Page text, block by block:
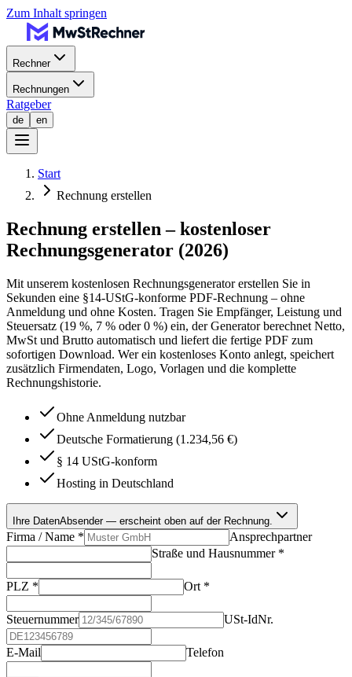
Zum Inhalt springen
Rechner
Rechnungen
Ratgeber
de en
Start
Rechnung erstellen
Rechnung erstellen – kostenloser
Rechnungsgenerator (2026)
Mit unserem kostenlosen Rechnungsgenerator erstellen Sie in
Sekunden eine §14-UStG-konforme PDF-Rechnung – ohne
Anmeldung und ohne Kosten. Tragen Sie Empfänger, Leistung und
Steuersatz (19 %, 7 % oder 0 %) ein, der Generator berechnet Netto,
MwSt und Brutto automatisch und liefert die fertige PDF zum
sofortigen Download. Wer ein kostenloses Konto anlegt, speichert
zusätzlich Firmendaten, Logo, Vorlagen und die komplette
Rechnungshistorie.
Ohne Anmeldung nutzbar
Deutsche Formatierung (1.234,56 €)
§ 14 UStG-konform
Hosting in Deutschland
Ihre DatenAbsender — erscheint oben auf der Rechnung.
Firma / Name *
Ansprechpartner
Straße und Hausnummer*
PLZ * Ort *
Steuernummer USt-IdNr.
E-Mail Telefon